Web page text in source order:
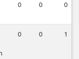
0 0 0
0 0 1